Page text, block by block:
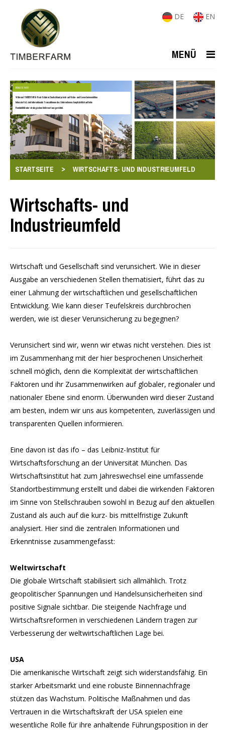
DE EN
MENÜ
REAL ESTATE
Während TIMBERFARM-Real-Estate in Deutschland primär auf Wohn- und Gewerbeimmobilien
Rentabilität oder strategischen Mehrwert ausgerichtet.
fokussiert ist, sind internationale Transaktionen des Unternehmens hauptsächlich auf hohe
STARTSEITE > WIRTSCHAFTS- UND INDUSTRIEUMFELD
Wirtschafts- und
Industrieumfeld
Wirtschaft und Gesellschaft sind verunsichert. Wie in dieser
Ausgabe an verschiedenen Stellen thematisiert, führt das zu
einer Lähmung der wirtschaftlichen und gesellschaftlichen
Entwicklung. Wie kann dieser Teufelskreis durchbrochen
werden, wie ist dieser Verunsicherung zu begegnen?
Verunsichert sind wir, wenn wir etwas nicht verstehen. Dies ist
im Zusammenhang mit der hier besprochenen Unsicherheit
schnell möglich, denn die Komplexität der wirtschaftlichen
Faktoren und ihr Zusammenwirken auf globaler, regionaler und
nationaler Ebene sind enorm. Überwunden wird dieser Zustand
am besten, indem wir uns aus kompetenten, zuverlässigen und
transparenten Quellen informieren.
Eine davon ist das ifo – das Leibniz-Institut für
Wirtschaftsforschung an der Universität München. Das
Wirtschaftsinstitut hat zum Jahreswechsel eine umfassende
Standortbestimmung erstellt und dabei die wirkenden Faktoren
im Sinne von Stellschrauben sowohl in Bezug auf den aktuellen
Zustand als auch auf die kurz- bis mittelfristige Zukunft
analysiert. Hier sind die zentralen Informationen und
Erkenntnisse zusammengefasst:
Weltwirtschaft
Die globale Wirtschaft stabilisiert sich allmählich. Trotz
geopolitischer Spannungen und Handelsunsicherheiten sind
positive Signale sichtbar. Die steigende Nachfrage und
Wirtschaftsreformen in verschiedenen Ländern tragen zur
Verbesserung der weltwirtschaftlichen Lage bei.
USA
Die amerikanische Wirtschaft zeigt sich widerstandsfähig. Ein
starker Arbeitsmarkt und eine robuste Binnennachfrage
stützen das Wachstum. Politische Maßnahmen und das
Vertrauen in die Wirtschaftskraft der USA spielen eine
wesentliche Rolle für ihre anhaltende Führungsposition in der